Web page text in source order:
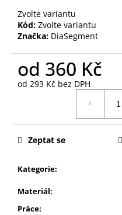
Zvolte variantu
Kód: Zvolte variantu
Značka: DiaSegment
od 360 Kč
od 293 Kč bez DPH
Kategorie:
Materiál:
Práce:
Zeptat se